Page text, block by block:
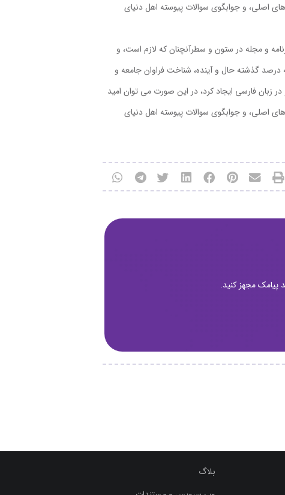
اصلی، و جوابگوی سوالات پیوسته اهل دنیای
و مجله در ستون و سطرآنچنان که لازم است، و
درصد گذشته حال و آینده، شناخت فراوان جامعه و
زبان فارسی ایجاد کرد، در این صورت می توان امید
اصلی، و جوابگوی سوالات پیوسته اهل دنیای
پیامک مجهز کنید.
بلاگ